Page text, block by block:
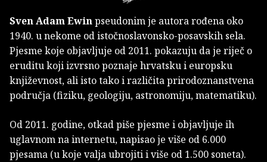
Sven Adam Ewinpseudonim je autora rođena oko
1940. u nekome od istočnoslavonsko-posavskih sela.
Pjesme koje objavljuje od 2011. pokazuju da je riječ o
eruditu koji izvrsno poznaje hrvatsku i europsku
književnost, ali isto tako i različita prirodoznanstvena
područja (fiziku, geologiju, astronomiju, matematiku).
Od 2011. godine, otkad piše pjesme i objavljuje ih
uglavnom na internetu, napisao je više od 6.000
pjesama (u koje valja ubrojiti i više od 1.500 soneta).